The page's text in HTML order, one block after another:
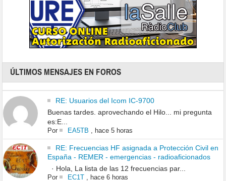
ÚLTIMOS MENSAJES EN FOROS
RE: Usuarios del Icom IC-9700
Buenas tardes. aprovechando el Hilo... mi pregunta
es:E...
Por EA5TB hace 5 horas
RE: Frecuencias HF asignada a Protección Civil en
España - REMER - emergencias - radioaficionados
· Hola, La lista de las 12 frecuencias par...
Por EC1T, hace 6 horas